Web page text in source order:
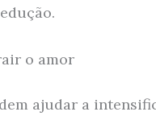
o amor
ajudar a